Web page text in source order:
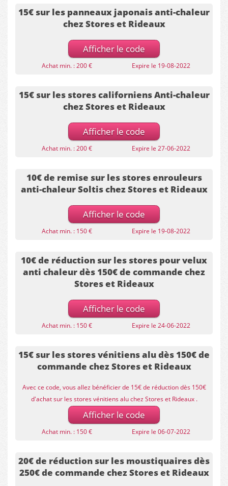
15€ sur les panneaux japonais anti-chaleur
chez Stores et Rideaux
Afficher le code
Achat min. : 200 € Expire le 19-08-2022
15€ sur les stores californiens Anti-chaleur
chez Stores et Rideaux
Afficher le code
Achat min. : 200 € Expire le 27-06-2022
10€ de remise sur les stores enrouleurs
anti-chaleur Soltis chez Stores et Rideaux
Afficher le code
Achat min. : 150 € Expire le 19-08-2022
10€ de réduction sur les stores pour velux
anti chaleur dès 150€ de commande chez
Stores et Rideaux
Afficher le code
Achat min. : 150 € Expire le 24-06-2022
15€ sur les stores vénitiens alu dès 150€ de
commande chez Stores et Rideaux
Avec ce code, vous allez bénéficier de 15€ de réduction dès 150€
d'achat sur les stores vénitiens alu chez Stores et Rideaux .
Afficher le code
Achat min. : 150 € Expire le 06-07-2022
20€ de réduction sur les moustiquaires dès
250€ de commande chez Stores et Rideaux